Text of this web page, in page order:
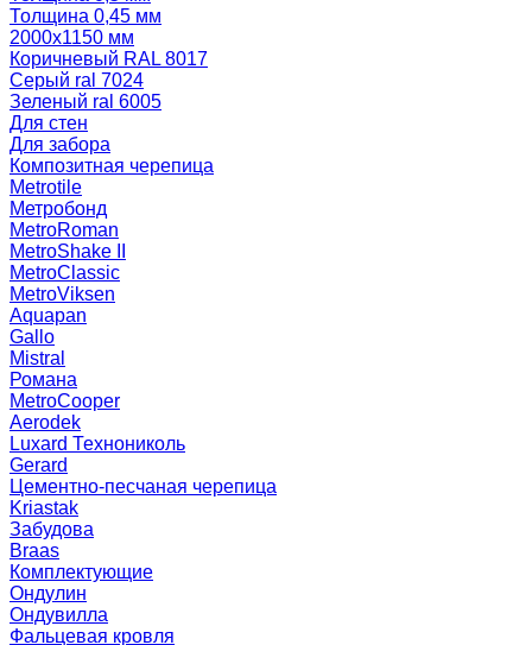
Толщина 0,45 мм
2000х1150 мм
Коричневый RAL 8017
Серый ral 7024
Зеленый ral 6005
Для стен
Для забора
Композитная черепица
Metrotile
Метробонд
MetroRoman
MetroShake II
MetroClassic
MetroViksen
Aquapan
Gallo
Mistral
Романа
MetroCooper
Aerodek
Luxard Технониколь
Gerard
Цементно-песчаная черепица
Kriastak
Забудова
Braas
Комплектующие
Ондулин
Ондувилла
Фальцевая кровля